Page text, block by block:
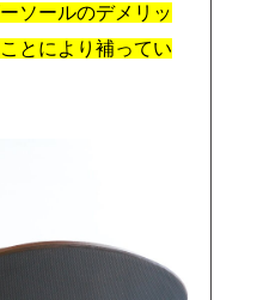
ソールのデメリッ
とにより補ってい